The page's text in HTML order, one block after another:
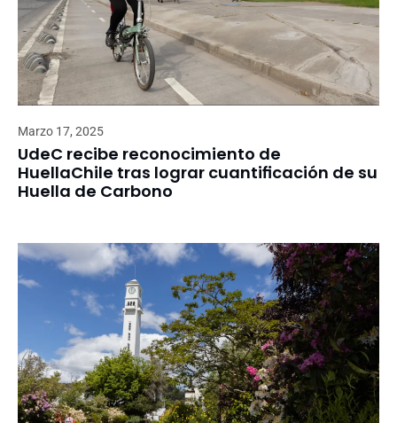
Marzo 17, 2025
UdeC recibe reconocimiento de
HuellaChile tras lograr cuantificación de su
Huella de Carbono